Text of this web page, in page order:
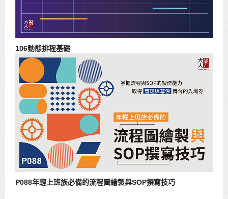
106動態排程基礎
P088年輕上班族必備的流程圖繪製與SOP撰寫技巧